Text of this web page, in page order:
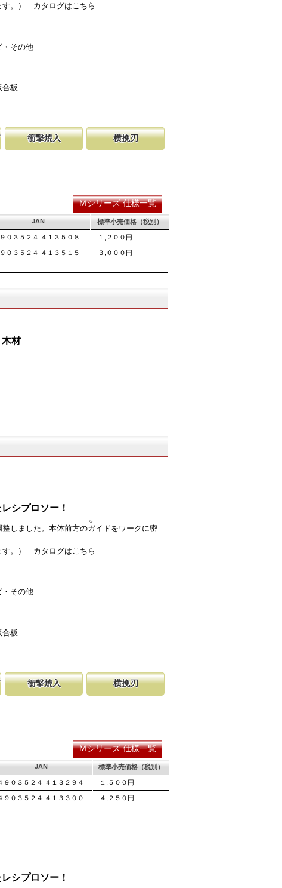
す。） カタログはこちら
その他
合板
衝撃焼入 横挽刃
Ｍシリーズ 仕様一覧
JAN 標準小売価格（税別）
０３５２４ ４１３５０８ １,２００円
０３５２４ ４１３５１５ ３,０００円
材
シプロソー！
しました。本体前方のガイド
※
をワークに密
す。） カタログはこちら
その他
合板
衝撃焼入 横挽刃
Ｍシリーズ 仕様一覧
JAN 標準小売価格（税別）
９０３５２４ ４１３２９４ １,５００円
９０３５２４ ４１３３００ ４,２５０円
シプロソー！